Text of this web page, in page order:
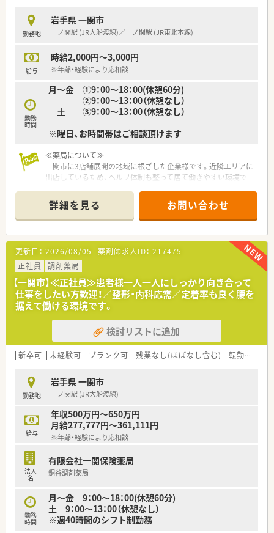
■東証プライム市場に上場しており、安定した経営基盤のもとで
安心して就業いただけます。
■社員の定着率は91.8％と非常に高く、長く働き続けられる環境
勤務地
岩手県 一関市
一ノ関駅 (JR大船渡線)／一ノ関駅 (JR東北本線)
給与
時給2,000円～3,000円
※年齢・経験により応相談
勤務
時間
月〜金 ①9：00～18：00(休憩60分)
②9：00～13：00（休憩なし）
土 ③9：00～13：00（休憩なし）
※曜日、お時間帯はご相談頂けます
≪薬局について≫
一関市に3店舗展開の地域に根ざした企業様です。近隣エリアに
出店しているため、ヘルプ体制も整って居て働きやすい環境で
薬剤師会とのつながりも強く、経験やスキルを磨きたい方にもお
ススメの会社です。
詳細を見る お問い合わせ
更新日： 2026/08/05 薬剤師求人ID： 217475
正社員
調剤薬局
【一関市】≪正社員≫患者様一人一人にしっかり向き合って
仕事をしたい方歓迎！／整形・内科応需／定着率も良く腰を
据えて働ける環境です。
検討リストに追加
新卒可 未経験可 ブランク可 残業なし(ほぼなし含む) 転勤なし
勤務地
岩手県 一関市
一ノ関駅 (JR大船渡線)
給与
年収500万円～650万円
月給277,777円～361,111円
※年齢・経験により応相談
法人
名
有限会社一関保険薬局
銅谷調剤薬局
勤務
時間
月～金 9：00～18：00(休憩60分)
土 9：00～13：00（休憩なし）
※週40時間のシフト制勤務